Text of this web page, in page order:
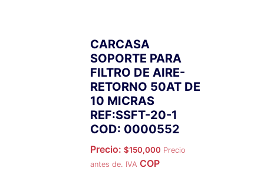
CARCASA
SOPORTE PARA
FILTRO DE AIRE-
RETORNO 50AT DE
10 MICRAS
REF:SSFT-20-1
COD: 0000552
Precio:$150,000 Precio
antes de. IVA COP